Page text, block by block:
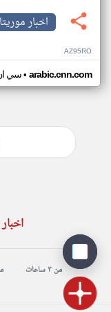
اخبار
AZ95RO
سي• arabic.cnn.com
من ٣ ساعات من